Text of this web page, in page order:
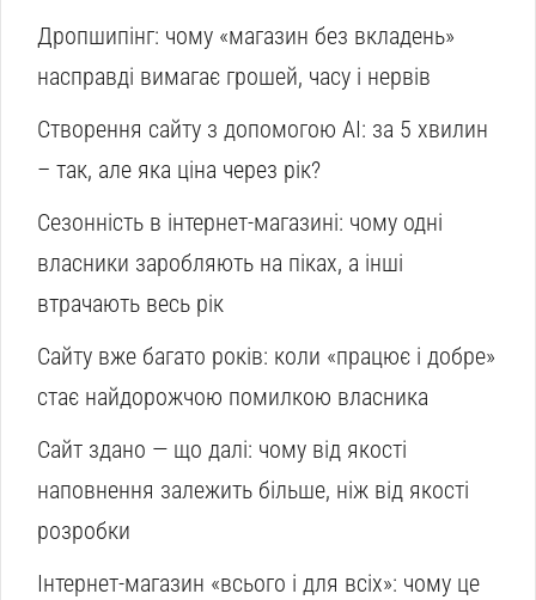
Дропшипінг: чому «магазин без вкладень»
насправді вимагає грошей, часу і нервів
Створення сайту з допомогою AI: за 5 хвилин
– так, але яка ціна через рік?
Сезонність в інтернет-магазині: чому одні
власники заробляють на піках, а інші
втрачають весь рік
Сайту вже багато років: коли «працює і добре»
стає найдорожчою помилкою власника
Сайт здано — що далі: чому від якості
наповнення залежить більше, ніж від якості
розробки
Інтернет-магазин «всього і для всіх»: чому це